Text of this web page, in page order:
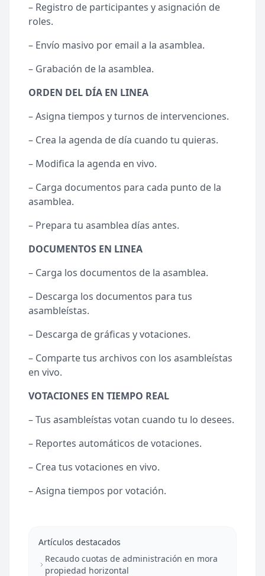
– Registro de participantes y asignación de
roles.
– Envío masivo por email a la asamblea.
– Grabación de la asamblea.
ORDEN DEL DÍA EN LINEA
– Asigna tiempos y turnos de intervenciones.
– Crea la agenda de día cuando tu quieras.
– Modifica la agenda en vivo.
– Carga documentos para cada punto de la
asamblea.
– Prepara tu asamblea días antes.
DOCUMENTOS EN LINEA
– Carga los documentos de la asamblea.
– Descarga los documentos para tus
asambleístas.
– Descarga de gráficas y votaciones.
– Comparte tus archivos con los asambleístas
en vivo.
VOTACIONES EN TIEMPO REAL
– Tus asambleístas votan cuando tu lo desees.
– Reportes automáticos de votaciones.
– Crea tus votaciones en vivo.
– Asigna tiempos por votación.
Artículos destacados
Recaudo cuotas de administración en mora
propiedad horizontal